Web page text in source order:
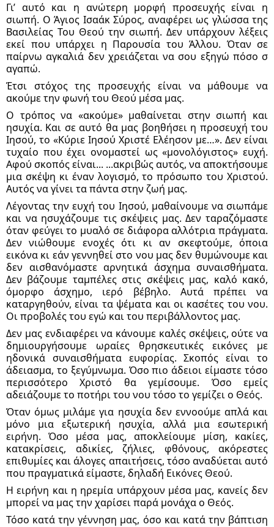
Γι’ αυτό και η ανώτερη μορφή προσευχής είναι η
σιωπή. Ο Άγιος Ισαάκ Σύρος, αναφέρει ως γλώσσα της
Βασιλείας Του Θεού την σιωπή. Δεν υπάρχουν λέξεις
εκεί που υπάρχει η Παρουσία του Άλλου. Όταν σε
παίρνω αγκαλιά δεν χρειάζεται να σου εξηγώ πόσο σ
αγαπώ.
Έτσι στόχος της προσευχής είναι να μάθουμε να
ακούμε την φωνή του Θεού μέσα μας.
Ο τρόπος να «ακούμε» μαθαίνεται στην σιωπή και
ησυχία. Και σε αυτό θα μας βοηθήσει η προσευχή του
Ιησού, το «Κύριε Ιησού Χριστέ Ελέησον με…». Δεν είναι
τυχαίο που έχει ονομαστεί ως «μονολόγιστος» ευχή.
Αφού σκοπός είναι... ...ακριβώς αυτός, να αποκτήσουμε
μια σκέψη κι έναν λογισμό, το πρόσωπο του Χριστού.
Αυτός να γίνει τα πάντα στην ζωή μας.
Λέγοντας την ευχή του Ιησού, μαθαίνουμε να σιωπάμε
και να ησυχάζουμε τις σκέψεις μας. Δεν ταραζόμαστε
όταν φεύγει το μυαλό σε διάφορα αλλότρια πράγματα.
Δεν νιώθουμε ενοχές ότι κι αν σκεφτούμε, όποια
εικόνα κι εάν γεννηθεί στο νου μας δεν θυμώνουμε και
δεν αισθανόμαστε αρνητικά άσχημα συναισθήματα.
Δεν βάζουμε ταμπέλες στις σκέψεις μας, καλό κακό,
όμορφο άσχημο, ιερό βέβηλο. Αυτά πρέπει να
καταργηθούν, είναι τα ψέματα και οι κασέτες του νου.
Οι προβολές του εγώ και του περιβάλλοντος μας.
Δεν μας ενδιαφέρει να κάνουμε καλές σκέψεις, ούτε να
δημιουργήσουμε ωραίες θρησκευτικές εικόνες με
ηδονικά συναισθήματα ευφορίας. Σκοπός είναι το
άδειασμα, το ξεγύμνωμα. Όσο πιο άδειοι είμαστε τόσο
περισσότερο Χριστό θα γεμίσουμε. Όσο εμείς
αδειάζουμε το ποτήρι του νου τόσο το γεμίζει ο Θεός.
Όταν όμως μιλάμε για ησυχία δεν εννοούμε απλά και
μόνο μια εξωτερική ησυχία, αλλά μια εσωτερική
ειρήνη. Όσο μέσα μας, αποκλείουμε μίση, κακίες,
κατακρίσεις, αδικίες, ζήλιες, φθόνους, ακόρεστες
επιθυμίες και άλογες απαιτήσεις, τόσο αναδύεται αυτό
που πραγματικά είμαστε, δηλαδή Εικόνες Θεού.
Η ειρήνη και η ηρεμία υπάρχουν μέσα μας, κανείς δεν
μπορεί να μας την χαρίσει παρά μονάχα ο Θεός.
Τόσο κατά την γέννηση μας, όσο και κατά την βάπτιση